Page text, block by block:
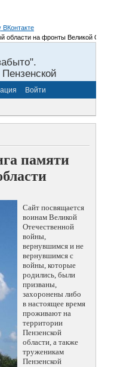
на фронты Великой
Войти
памяти
Сайт посвящается
воинам Великой
Отечественной
войны,
вернувшимся и не
вернувшимся с
войны, которые
родились, были
призваны,
захоронены либо
в настоящее время
проживают на
территории
Пензенской
области, а также
труженикам
Пензенской